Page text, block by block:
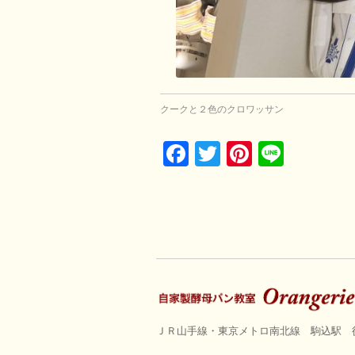
クークと２色のクロワッサン
Facebook
TwitterPinterest
ＪＲ山手線・東京メトロ南北線 駒込駅